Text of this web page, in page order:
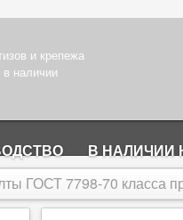
и крепежа
наличии
В НАЛИЧИИ
ГОСТ 7798-70 класса